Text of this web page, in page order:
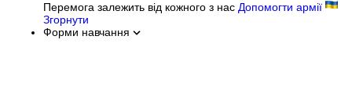
Перемога залежить від кожного з нас Допомогти армії
Згорнути
Форми навчання